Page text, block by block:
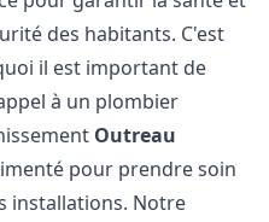
des habitants. C'est
il est important de
à un plombier
Outreau
pour prendre soin
installations. Notre